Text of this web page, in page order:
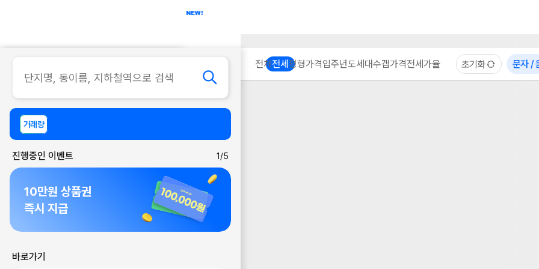
사무실
거래량
진행중인 이벤트 1/5
10만원 상품권
즉시 지급
바로가기
전체전세 평형가격입주년도세대수갭가격전세가율 초기화 문자 /